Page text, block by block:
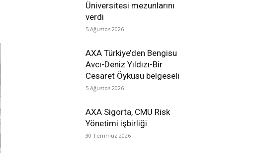
Üniversitesi mezunlarını
verdi
5 Ağustos 2026
AXA Türkiye’den Bengisu
Avcı-Deniz Yıldızı-Bir
Cesaret Öyküsü belgeseli
5 Ağustos 2026
AXA Sigorta, CMU Risk
Yönetimi işbirliği
30 Temmuz 2026